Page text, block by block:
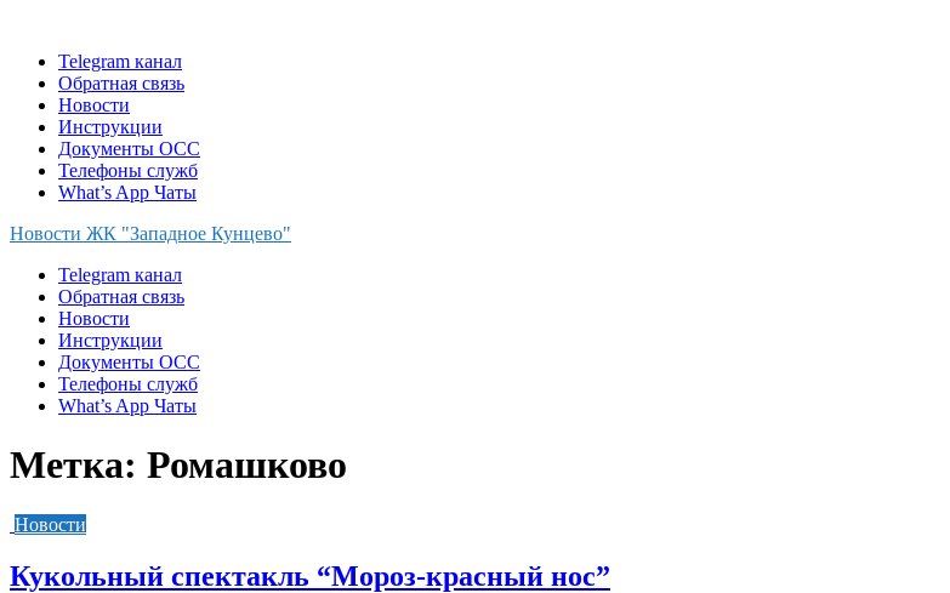
contentTelegram канал
Обратная связь
Новости
Инструкции
Документы ОСС
Телефоны служб
What’s App Чаты
Новости ЖК "Западное Кунцево"
Telegram канал
Обратная связь
Новости
Инструкции
Документы ОСС
Телефоны служб
What’s App Чаты
Метка: Ромашково
Новости
Кукольный спектакль “Мороз-красный нос”